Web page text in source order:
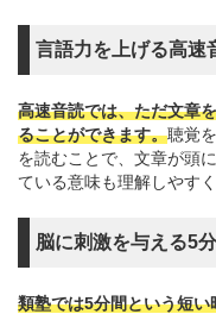
言語力を上げる高速
高速音読では、ただ文章
ることができます。聴覚
を読むことで、文章が頭
ている意味も理解しやすく
脳に刺激を与える5
類塾では5分間という短